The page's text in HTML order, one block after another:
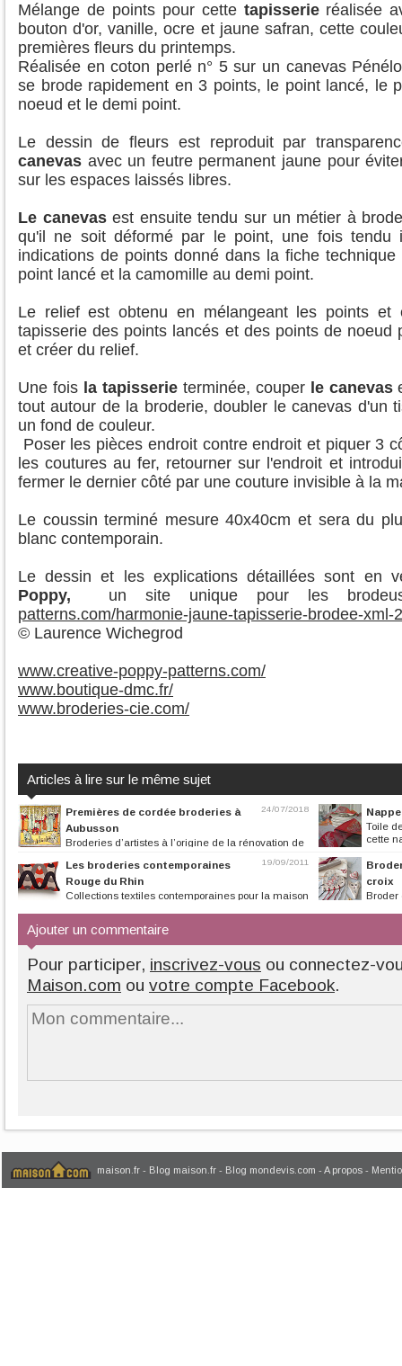
Mélange de points pour cette tapisserieréalisée
bouton d'or, vanille, ocre et jaune safran, cette
premières fleurs du printemps.
Réalisée en coton perlé n° 5 sur un canevas
se brode rapidement en 3 points, le point lancé, le
noeud et le demi point.
Le dessin de fleurs est reproduit par
canevas avec un feutre permanent jaune pour
sur les espaces laissés libres.
Le canevasest ensuite tendu sur un métier à
qu'il ne soit déformé par le point, une fois
indications de points donné dans la fiche
point lancé et la camomille au demi point.
Le relief est obtenu en mélangeant les points et
tapisserie des points lancés et des points de
et créer du relief.
Une fois la tapisserieterminée, couper le canevas
tout autour de la broderie, doubler le canevas d'un
un fond de couleur.
Poser les pièces endroit contre endroit et piquer 3
les coutures au fer, retourner sur l'endroit et
fermer le dernier côté par une couture invisible à la
Le coussin terminé mesure 40x40cm et sera du
blanc contemporain.
Le dessin et les explications détaillées sont en
Poppy, un site unique pour les
patterns.com/harmonie-jaune-tapisserie-brodee-xml-
© Laurence Wichegrod
www.creative-poppy-patterns.com/
www.boutique-dmc.fr/
www.broderies-cie.com/
Articles à lire sur le même sujet
24/07/2018
Premières de cordée broderies à
Aubusson
Broderies d’artistes à l’origine de la rénovation de
Toile
cette
19/09/2011
Les broderies contemporaines
Rouge du Rhin
Collections textiles contemporaines pour la maison
croix
Broder
Ajouter un commentaire
Pour participer, inscrivez-vous ou connectez-
Maison.com ou votre compte Facebook.
maison.fr - Blog maison.fr - Blog mondevis.com - A propos -